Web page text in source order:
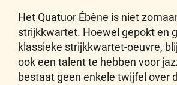
Het Quatuor Ébène is niet
strijkkwartet. Hoewel gepokt en
klassieke strijkkwartet-oeuvre,
ook een talent te hebben voor
bestaat geen enkele twijfel over